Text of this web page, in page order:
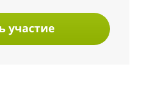
участие